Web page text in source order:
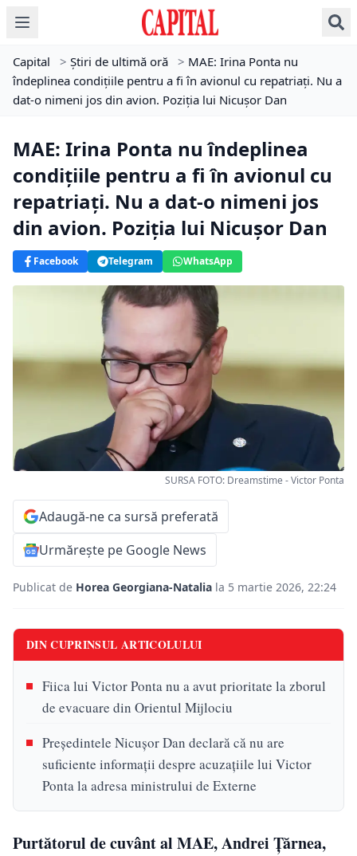
Capital > Știri de ultimă oră > MAE: Irina Ponta nu
îndeplinea condițiile pentru a fi în avionul cu repatriați. Nu a
dat-o nimeni jos din avion. Poziția lui Nicuşor Dan
MAE: Irina Ponta nu îndeplinea
condițiile pentru a fi în avionul cu
repatriați. Nu a dat-o nimeni jos
din avion. Poziția lui Nicuşor Dan
Facebook Telegram WhatsApp
SURSA FOTO: Dreamstime - Victor Ponta
Adaugă-ne ca sursă preferată
Urmărește pe Google News
Publicat de Horea Georgiana-Natalia la 5 martie 2026, 22:24
DIN CUPRINSUL ARTICOLULUI
Fiica lui Victor Ponta nu a avut prioritate la zborul
de evacuare din Orientul Mijlociu
Președintele Nicuşor Dan declară că nu are
suficiente informații despre acuzațiile lui Victor
Ponta la adresa ministrului de Externe
Purtătorul de cuvânt al MAE, Andrei Țărnea,